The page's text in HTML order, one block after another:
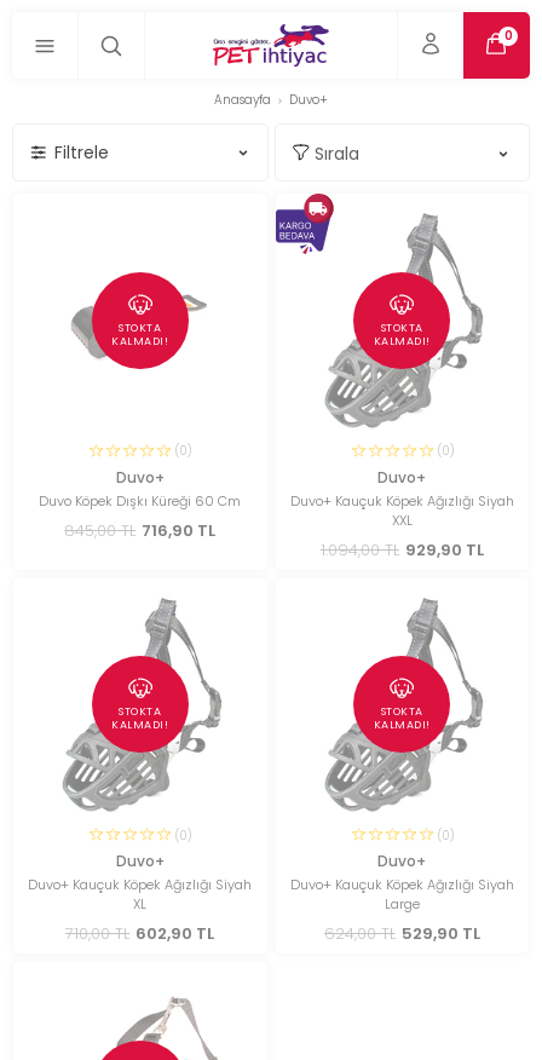
0
Anasayfa Duvo+
Filtrele
STOKTA
KALMADI!
(0)
Duvo+
Duvo Köpek Dışkı Küreği 60 Cm
845,00 TL 716,90 TL
STOKTA
KALMADI!
(0)
Duvo+
Duvo+ Kauçuk Köpek Ağızlığı Siyah
XXL
1.094,00 TL 929,90 TL
STOKTA
KALMADI!
(0)
Duvo+
Duvo+ Kauçuk Köpek Ağızlığı Siyah
XL
710,00 TL 602,90 TL
STOKTA
KALMADI!
(0)
Duvo+
Duvo+ Kauçuk Köpek Ağızlığı Siyah
Large
624,00 TL 529,90 TL